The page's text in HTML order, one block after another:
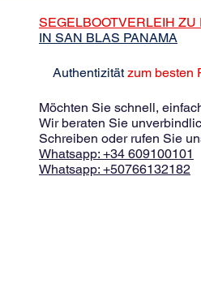
SEGELBOOTVERLEIH
IN SAN BLAS PANAMA
Authentizitätzum besten
Möchten Sie schnell,
Wir beraten Sie
Schreiben oder rufen Sie
Whatsapp: +34 609100101
Whatsapp: +50766132182